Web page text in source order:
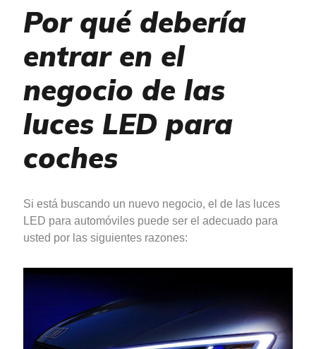
Por qué debería
entrar en el
negocio de las
luces LED para
coches
Si está buscando un nuevo negocio, el de las luces
LED para automóviles puede ser el adecuado para
usted por las siguientes razones: